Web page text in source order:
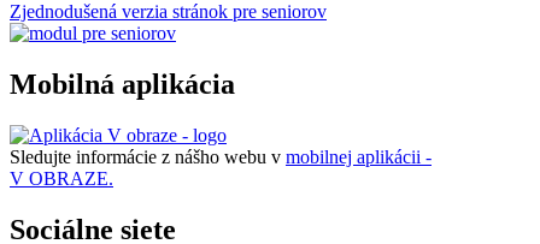
Zjednodušená verzia stránok pre seniorov
Mobilná aplikácia
Sledujte informácie z nášho webu v mobilnej aplikácii -
V OBRAZE.
Sociálne siete